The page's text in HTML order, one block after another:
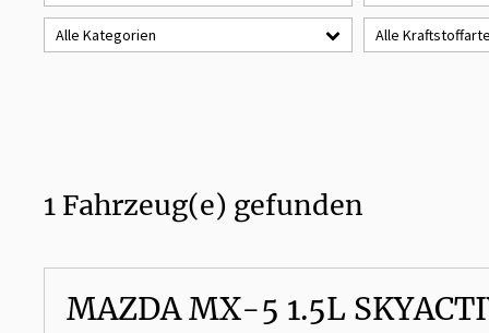
Alle Kategorien Alle
1 Fahrzeug(e) gefunden
MAZDA MX-5 1.5L